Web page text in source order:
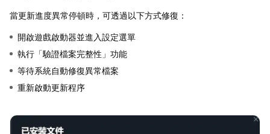
當更新進度異常停頓時，可透過以下方式修復：
開啟遊戲啟動器並進入設定選單
執行「驗證檔案完整性」功能
等待系統自動修復異常檔案
重新啟動更新程序